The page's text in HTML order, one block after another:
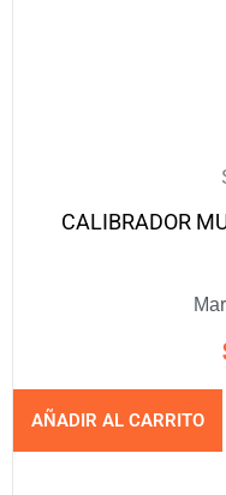
CALIBRADOR
AÑADIR AL CARRITO